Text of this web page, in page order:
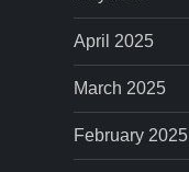
April 2025
March 2025
February 2025